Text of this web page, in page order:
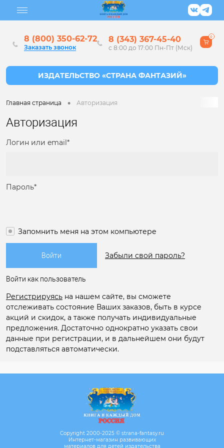
8 (800) 350-62-72
Заказать звонок
8 (343) 367-45-40
с 8:00 до 17:00 Пн-Пт (Мск)
0
Главная страница • Авторизация
Авторизация
Логин или email*
Пароль*
Запомнить меня на этом компьютере
Забыли свой пароль?
Войти как пользователь
Регистрируясь на нашем сайте, вы сможете
отслеживать состояние Ваших заказов, быть в курсе
акций и скидок, а также получать индивидуальные
предложения. Достаточно однократно указать свои
данные при регистрации, и в дальнейшем они будут
подставляться автоматически.
Copyright 2000-2025 © strana-fantasy.ru
Интернет-магазин развивающих
материалов для детей издательства